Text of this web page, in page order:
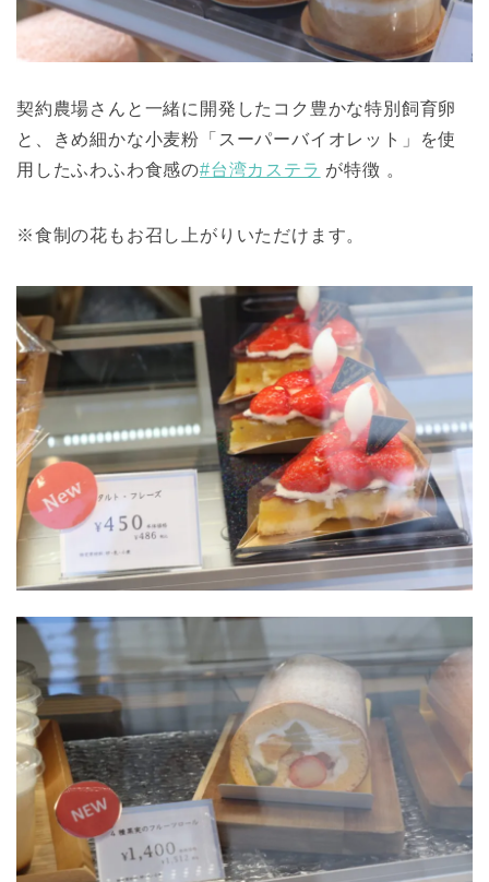
契約農場さんと一緒に開発したコク豊かな特別飼育卵
と、きめ細かな小麦粉「スーパーバイオレット」を使
用したふわふわ食感の#台湾カステラ が特徴 。
※食制の花もお召し上がりいただけます。